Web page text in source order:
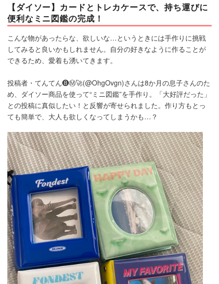
【ダイソー】カードとトレカケースで、持ち運びに
便利なミニ図鑑の完成！
こんな物があったらな、欲しいな…というときには手作りに挑戦
してみると良いかもしれません。自分の好きなように作ることが
できるため、愛着も湧いてきます。
投稿者・てんてん❽Ⓜ︎🚀(@OhgOvgn)さんは8か月の息子さんのた
め、ダイソー商品を使って“ミニ図鑑”を手作り。「大好評だった」
との投稿に真似したい！と反響が寄せられました。作り方もとっ
ても簡単で、大人も欲しくなってしまうかも…？